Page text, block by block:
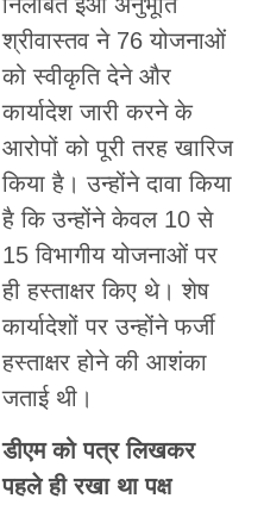
श्रीवास्तव ने 76 योजनाओं
को स्वीकृति देने और
कार्यादेश जारी करने के
आरोपों को पूरी तरह खारिज
किया है। उन्होंने दावा किया
है कि उन्होंने केवल 10 से
15 विभागीय योजनाओं पर
ही हस्ताक्षर किए थे। शेष
कार्यादेशों पर उन्होंने फर्जी
हस्ताक्षर होने की आशंका
जताई थी।
डीएम को पत्र लिखकर
पहले ही रखा था पक्ष